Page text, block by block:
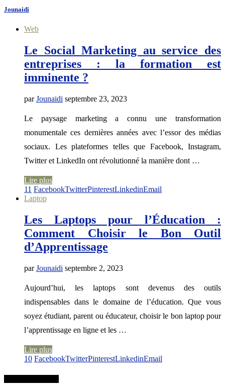
Jounaidi
Web
Le Social Marketing au service des
entreprises : la formation est
imminente ?
parJounaidi septembre 23, 2023
Le paysage marketing a connu une transformation
monumentale ces dernières années avec l’essor des médias
sociaux. Les plateformes telles que Facebook, Instagram,
Twitter et LinkedIn ont révolutionné la manière dont …
Lire plus
11 FacebookTwitterPinterestLinkedinEmail
Laptop
Les Laptops pour l’Éducation :
Comment Choisir le Bon Outil
d’Apprentissage
parJounaidi septembre 2, 2023
Aujourd’hui, les laptops sont devenus des outils
indispensables dans le domaine de l’éducation. Que vous
soyez étudiant, parent ou éducateur, choisir le bon laptop pour
l’apprentissage en ligne et les …
Lire plus
10 FacebookTwitterPinterestLinkedinEmail